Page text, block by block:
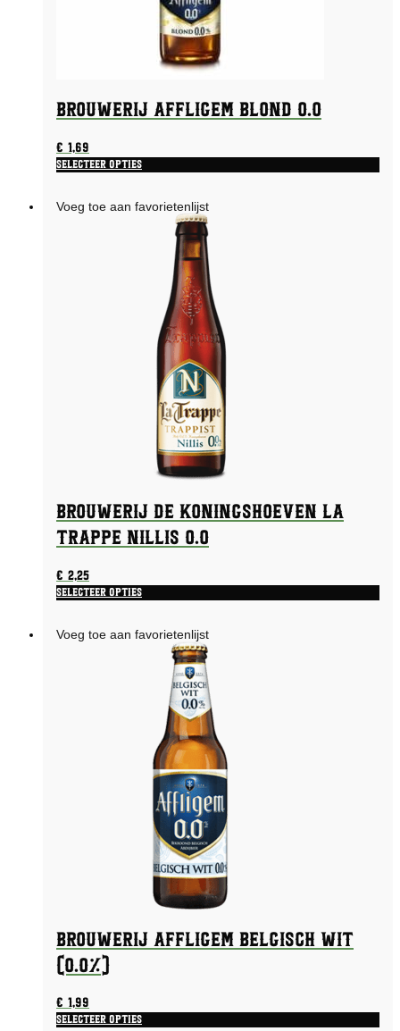
Brouwerij Affligem Blond 0.0
€ 1,69
Selecteer opties
Voeg toe aan favorietenlijst
Brouwerij De Koningshoeven La
Trappe Nillis 0.0
€ 2,25
Selecteer opties
Voeg toe aan favorietenlijst
Brouwerij Affligem Belgisch Wit
(0.0%)
€1,99
Selecteer opties